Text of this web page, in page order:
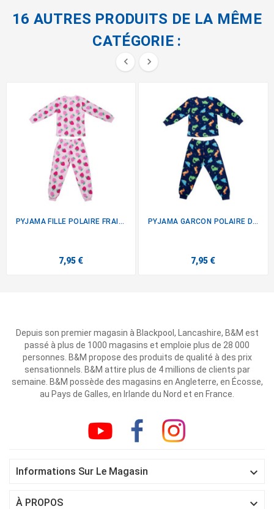
16 AUTRES PRODUITS DE LA MÊME
CATÉGORIE :
 
PYJAMA FILLE POLAIRE FRAISE
7,95 €
PYJAMA GARCON POLAIRE DINOS
7,95 €
Depuis son premier magasin à Blackpool, Lancashire, B&M est
passé à plus de 1000 magasins et emploie plus de 28 000
personnes. B&M propose des produits de qualité à des prix
sensationnels. B&M attire plus de 4 millions de clients par
semaine. B&M possède des magasins en Angleterre, en Écosse,
au Pays de Galles, en Irlande du Nord et en France.
Informations Sur Le Magasin 
À PROPOS 